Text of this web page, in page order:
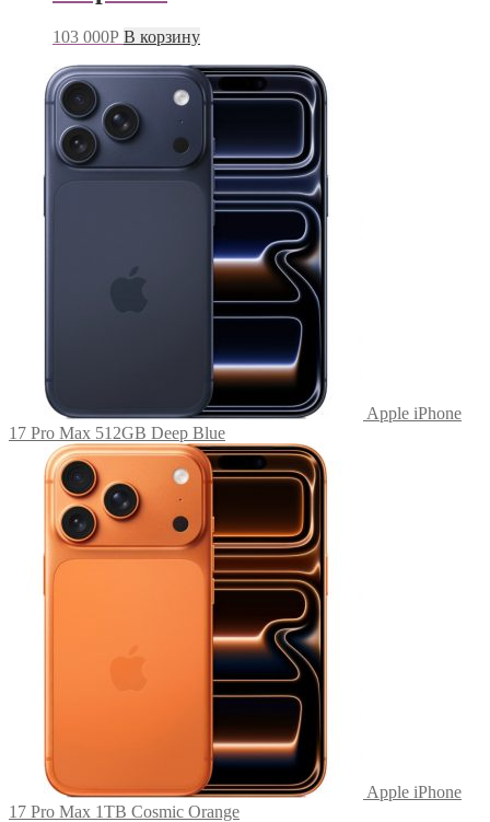
103 000Р В корзину
Apple iPhone
17 Pro Max 512GB Deep Blue
Apple iPhone
17 Pro Max 1TB Cosmic Orange